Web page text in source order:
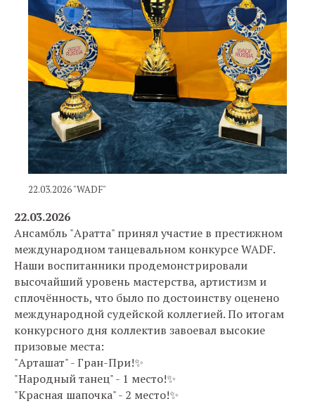
22.03.2026 "WADF"
22.03.2026
Ансамбль "Аратта" принял участие в престижном
международном танцевальном конкурсе WADF.
Наши воспитанники продемонстрировали
высочайший уровень мастерства, артистизм и
сплочённость, что было по достоинству оценено
международной судейской коллегией. По итогам
конкурсного дня коллектив завоевал высокие
призовые места:
"Арташат" - Гран-При!✨
"Народный танец" - 1 место!✨
"Красная шапочка" - 2 место!✨